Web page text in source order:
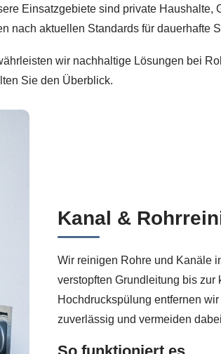
Einsatzgebiete sind private
nach aktuellen Standards für dauerhafte
wir nachhaltige Lösungen bei
Sie den Überblick.
Kanal &
Wir reinigen Rohre und Kanäle
verstopften Grundleitung bis
Hochdruckspülung entfernen
zuverlässig und vermeiden